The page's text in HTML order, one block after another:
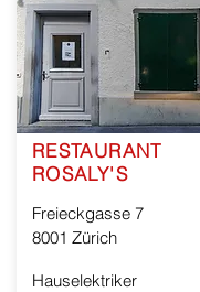
RESTAURANT
ROSALY'S
Freieckgasse 7
8001 Zürich
Hauselektriker